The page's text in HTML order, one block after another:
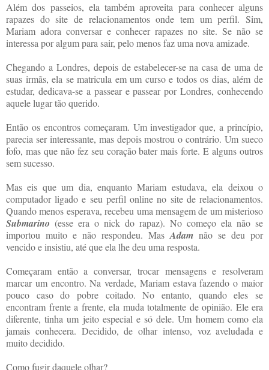
Além dos passeios, ela também aproveita para conhecer alguns
rapazes do site de relacionamentos onde tem um perfil. Sim,
Mariam adora conversar e conhecer rapazes no site. Se não se
interessa por algum para sair, pelo menos faz uma nova amizade.
Chegando a Londres, depois de estabelecer-se na casa de uma de
suas irmãs, ela se matricula em um curso e todos os dias, além de
estudar, dedicava-se a passear e passear por Londres, conhecendo
aquele lugar tão querido.
Então os encontros começaram. Um investigador que, a princípio,
parecia ser interessante, mas depois mostrou o contrário. Um sueco
fofo, mas que não fez seu coração bater mais forte. E alguns outros
sem sucesso.
Mas eis que um dia, enquanto Mariam estudava, ela deixou o
computador ligado e seu perfil online no site de relacionamentos.
Quando menos esperava, recebeu uma mensagem de um misterioso
Submarino (esse era o nick do rapaz). No começo ela não se
importou muito e não respondeu. Mas Adam não se deu por
vencido e insistiu, até que ela lhe deu uma resposta.
Começaram então a conversar, trocar mensagens e resolveram
marcar um encontro. Na verdade, Mariam estava fazendo o maior
pouco caso do pobre coitado. No entanto, quando eles se
encontram frente a frente, ela muda totalmente de opinião. Ele era
diferente, tinha um jeito especial e só dele. Um homem como ela
jamais conhecera. Decidido, de olhar intenso, voz aveludada e
muito decidido.
Como fugir daquele olhar?